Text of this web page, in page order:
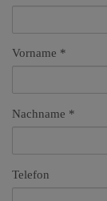
Vorname
Nachname
Telefon